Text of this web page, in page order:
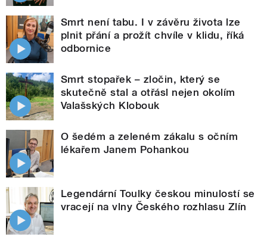
Smrt není tabu. I v závěru života lze
plnit přání a prožít chvíle v klidu, říká
odbornice
Smrt stopařek – zločin, který se
skutečně stal a otřásl nejen okolím
Valašských Klobouk
O šedém a zeleném zákalu s očním
lékařem Janem Pohankou
Legendární Toulky českou minulostí se
vracejí na vlny Českého rozhlasu Zlín